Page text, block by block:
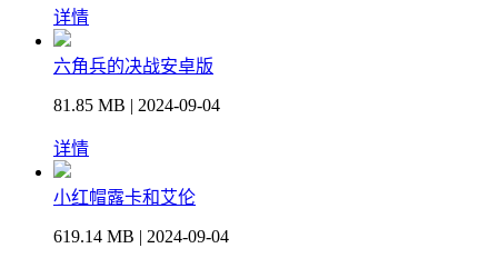
详情
六角兵的决战安卓版
81.85 MB | 2024-09-04
详情
小红帽露卡和艾伦
619.14 MB | 2024-09-04